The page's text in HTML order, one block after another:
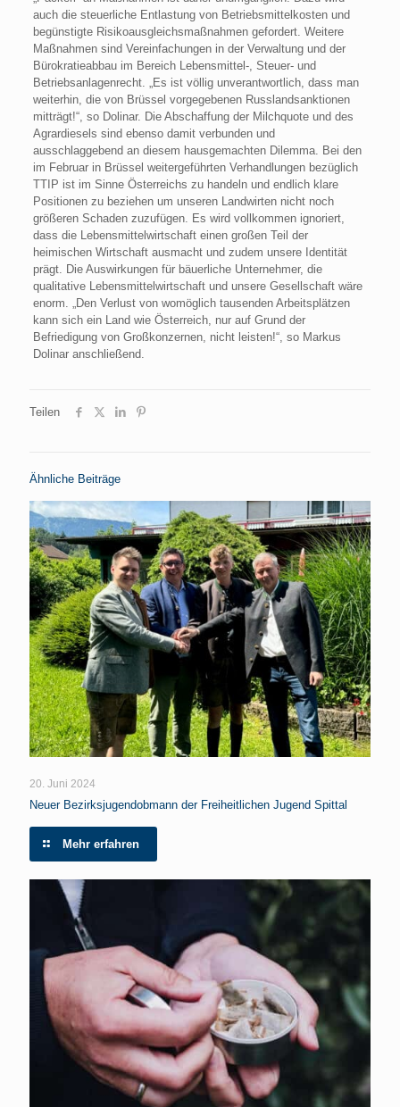
auch die steuerliche Entlastung von Betriebsmittelkosten und
begünstigte Risikoausgleichsmaßnahmen gefordert. Weitere
Maßnahmen sind Vereinfachungen in der Verwaltung und der
Bürokratieabbau im Bereich Lebensmittel-, Steuer- und
Betriebsanlagenrecht. „Es ist völlig unverantwortlich, dass man
weiterhin, die von Brüssel vorgegebenen Russlandsanktionen
mitträgt!“, so Dolinar. Die Abschaffung der Milchquote und des
Agrardiesels sind ebenso damit verbunden und
ausschlaggebend an diesem hausgemachten Dilemma. Bei den
im Februar in Brüssel weitergeführten Verhandlungen bezüglich
TTIP ist im Sinne Österreichs zu handeln und endlich klare
Positionen zu beziehen um unseren Landwirten nicht noch
größeren Schaden zuzufügen. Es wird vollkommen ignoriert,
dass die Lebensmittelwirtschaft einen großen Teil der
heimischen Wirtschaft ausmacht und zudem unsere Identität
prägt. Die Auswirkungen für bäuerliche Unternehmer, die
qualitative Lebensmittelwirtschaft und unsere Gesellschaft wäre
enorm. „Den Verlust von womöglich tausenden Arbeitsplätzen
kann sich ein Land wie Österreich, nur auf Grund der
Befriedigung von Großkonzernen, nicht leisten!“, so Markus
Dolinar anschließend.
Teilen
Ähnliche Beiträge
20. Juni 2024
Neuer Bezirksjugendobmann der Freiheitlichen Jugend Spittal
Mehr erfahren